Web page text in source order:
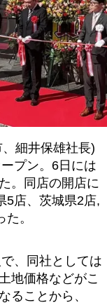
細井保雄社長)
プン。6日には
。同店の開店に
5店、茨城県2店,
。
、同社としては
地価格などがこ
ることから、